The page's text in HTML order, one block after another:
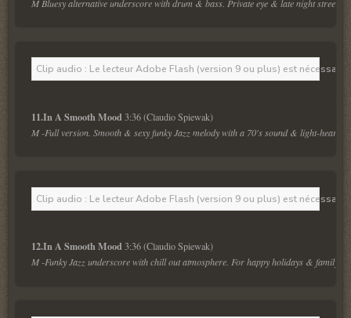
M Bluesy alternative underscore with drum & bass. Private eye & late night street
Clip audio : Le lecteur Adobe Flash (version 9 ou plus) est
11.In A Smooth Mood
3:36 (Claudio Spiewak)
M -Full version. Smooth & sexy funky Jazz melody with a 70's sound & light-
Clip audio : Le lecteur Adobe Flash (version 9 ou plus) est
12.In A Smooth Mood
3:36 (Claudio Spiewak)
M -Funky Jazz underscore with chill out atmosphere. For happy holidays & family